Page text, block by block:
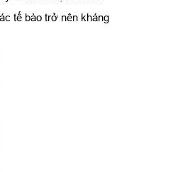
tế bào trở nên kháng